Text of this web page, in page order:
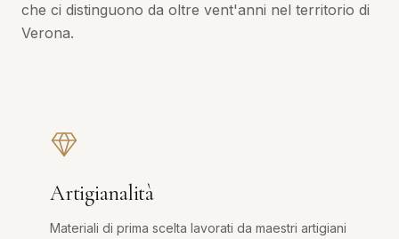
che ci distinguono da oltre vent'anni nel territorio di
Verona.
Artigianalità
Materiali di prima scelta lavorati da maestri artigiani